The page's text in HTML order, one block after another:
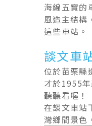
海線五寶的
風造主結構
這些車站。
談文車
位於苗栗縣
才於1955
聽聽看喔！
在談文車站
灣鄉間景色